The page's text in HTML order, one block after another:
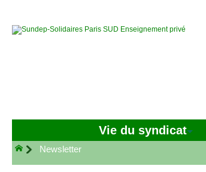
Vie du syndicat
Newsletter